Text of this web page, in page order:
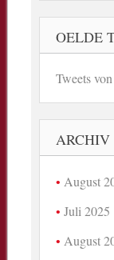
OELDE
Tweets
ARCHIV
August
Juli 2025
August